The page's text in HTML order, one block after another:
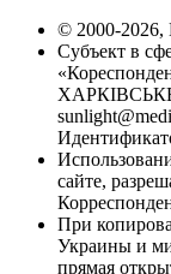
© 2000-2026,
Субъект в
ХАРКІВСЬКЕ
сайте,
При
Украины и
прямая